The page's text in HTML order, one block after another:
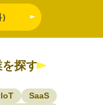
探す
IoT
SaaS